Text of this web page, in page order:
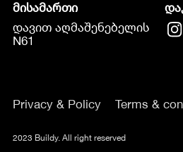
მისამართი
დავით აღმაშენებელის
N61
Privacy & Policy Terms &
2023 Buildy. All right reserved